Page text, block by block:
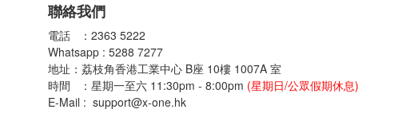
聯絡我們
電話 ：2363 5222
Whatsapp : 5288 7277
地址：荔枝角香港工業中心 B座 10樓 1007A 室
時間 ：星期一至六 11:30pm - 8:00pm (星期日/公眾假期休息)
E-Mail : support@x-one.hk